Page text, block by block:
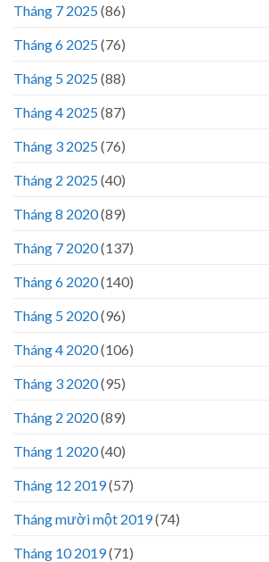
Tháng 7 2025(86)
Tháng 6 2025(76)
Tháng 5 2025(88)
Tháng 4 2025(87)
Tháng 3 2025(76)
Tháng 2 2025(40)
Tháng 8 2020(89)
Tháng 7 2020(137)
Tháng 6 2020(140)
Tháng 5 2020(96)
Tháng 4 2020(106)
Tháng 3 2020(95)
Tháng 2 2020(89)
Tháng 1 2020(40)
Tháng 12 2019(57)
Tháng mười một 2019(74)
Tháng 10 2019(71)